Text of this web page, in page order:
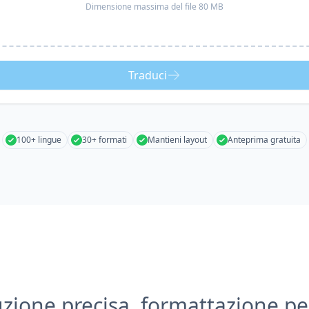
Dimensione massima del file 80 MB
Traduci
100+ lingue 30+ formati Mantieni layout Anteprima gratuita